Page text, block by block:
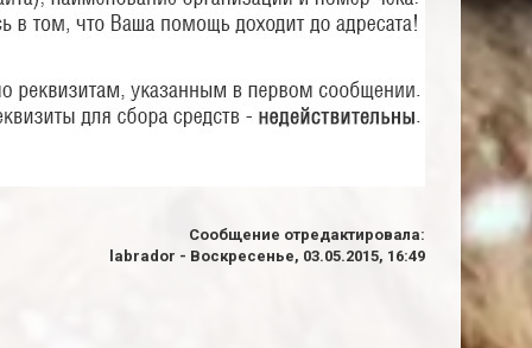
Сообщение отредактировала:
labrador - Воскресенье, 03.05.2015, 16:49